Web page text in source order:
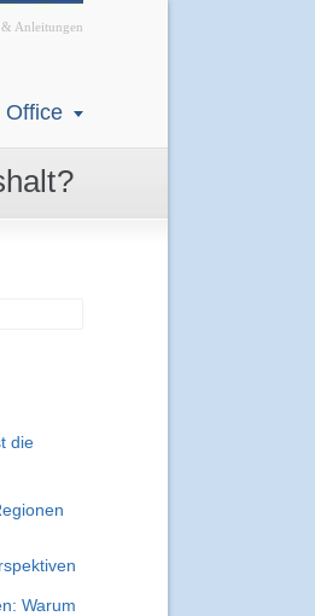
Anleitungen
Office
die
Warum